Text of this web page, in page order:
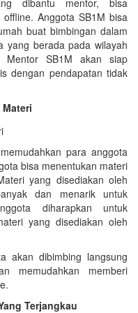
dibantu mentor, bisa
Anggota SB1M bisa
buat bimbingan dalam
yang berada pada wilayah
SB1M akan siap
dengan pendapatan tidak
para anggota
bisa menentukan materi
yang disediakan oleh
dan menarik untuk
diharapkan untuk
yang disediakan oleh
akan dibimbing langsung
memudahkan memberi
Terjangkau